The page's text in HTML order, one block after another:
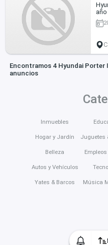
Encontramos 4 Hyundai Porter
anuncios
Inmuebles
Hogar y Jardín
Belleza
Autos y Vehículos
Yates & Barcos
Juguetes
Música